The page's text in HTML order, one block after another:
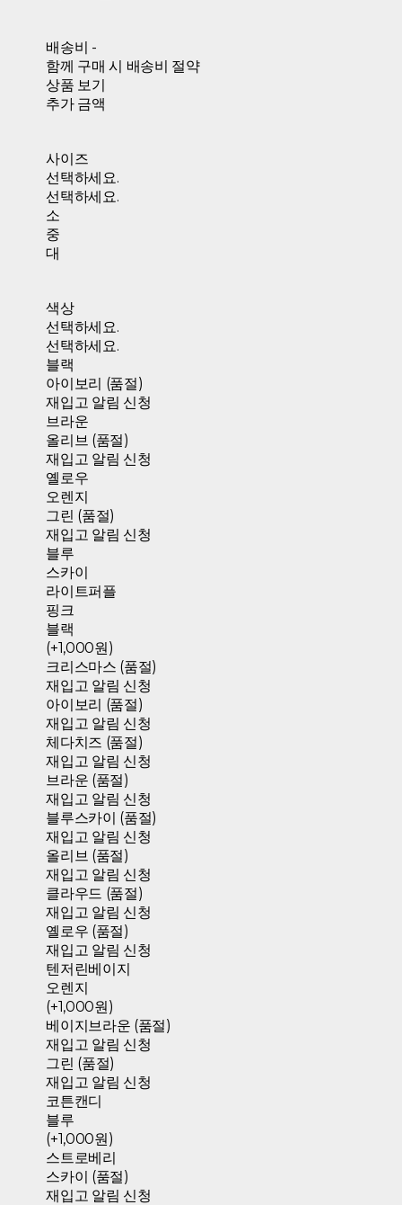
배송비 -
함께 구매 시 배송비 절약
상품 보기
추가 금액
사이즈
선택하세요.
선택하세요.
소
중
대
색상
선택하세요.
선택하세요.
블랙
아이보리 (품절)
재입고 알림 신청
브라운
올리브 (품절)
재입고 알림 신청
옐로우
오렌지
그린 (품절)
재입고 알림 신청
블루
스카이
라이트퍼플
핑크
블랙
(+1,000원)
크리스마스 (품절)
재입고 알림 신청
아이보리 (품절)
재입고 알림 신청
체다치즈 (품절)
재입고 알림 신청
브라운 (품절)
재입고 알림 신청
블루스카이 (품절)
재입고 알림 신청
올리브 (품절)
재입고 알림 신청
클라우드 (품절)
재입고 알림 신청
옐로우 (품절)
재입고 알림 신청
텐저린베이지
오렌지
(+1,000원)
베이지브라운 (품절)
재입고 알림 신청
그린 (품절)
재입고 알림 신청
코튼캔디
블루
(+1,000원)
스트로베리
스카이 (품절)
재입고 알림 신청